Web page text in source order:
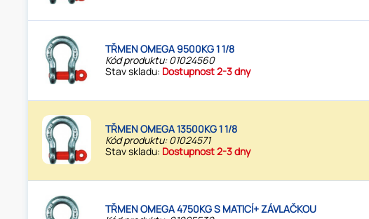
TŘMEN OMEGA 9500KG 1 1/8
Kód produktu: 01024560
Stav skladu: Dostupnost 2-3 dny
TŘMEN OMEGA 13500KG 1 1/8
Kód produktu: 01024571
Stav skladu: Dostupnost 2-3 dny
TŘMEN OMEGA 4750KG S MATICÍ+ ZÁVLAČKOU